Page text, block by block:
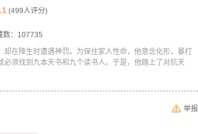
(499人评分)
： 107735
在降生时遭遇神罚。为保住家人性命，他意念化形，暴打
须找到九本天书和九个读书人。于是，他踏上了对抗天
举报